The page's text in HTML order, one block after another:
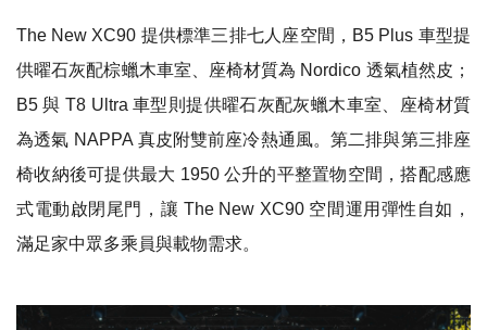
The New XC90 提供標準三排七人座空間，B5 Plus 車型提
供曜石灰配棕蠟木車室、座椅材質為 Nordico 透氣植然皮；
B5 與 T8 Ultra 車型則提供曜石灰配灰蠟木車室、座椅材質
為透氣 NAPPA 真皮附雙前座冷熱通風。第二排與第三排座
椅收納後可提供最大 1950 公升的平整置物空間，搭配感應
式電動啟閉尾門，讓 The New XC90 空間運用彈性自如，
滿足家中眾多乘員與載物需求。